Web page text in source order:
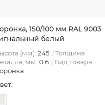
150/100 мм RAL 9003
белый
(мм): 245
Толщина
мм: 0.6
Вид товара: